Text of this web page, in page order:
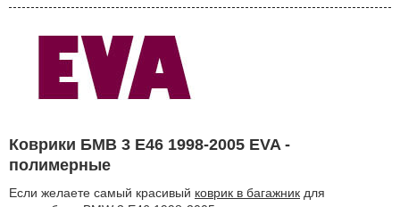
Коврики БМВ 3 E46 1998-2005 EVA -
полимерные
Если желаете самый красивый коврик в багажник для